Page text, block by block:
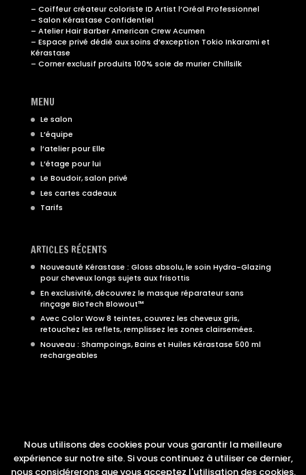
– Coiffeur créateur coloriste ID Artist l’Oréal Professionnel
– Salon Kérastase Confidentiel
– Atelier Hair Barber American Crew Acumen
– Espace privé dédié aux soins d’exception Tokio Inkarami et
Kérastase
– Corner exclusif produits 100% soie de murier Chillsilk
MENU
Le salon
L’équipe
l’atelier pour Elle
L’étage pour lui
Le Boudoir, salon privé
Les cartes cadeaux
Tarifs
ARTICLES RÉCENTS
Nouveauté Kérastase : Gloss absolu, le soin Hydra-Glazing
pour cheveux longs sujets aux frisottis
En exclusivité, découvrez le masque réparateur sans
rinçage BioTech Blowout™
Avec Color Wow 8 teintes, couvrez les cheveux gris,
retouchez les reflets, remplissez les zones clairsemées.
Nouveau : Shampoings, Bains et Huiles Kérastase 500 ml
rechargeables
Nous utilisons des cookies pour vous garantir la meilleure
expérience sur notre site. Si vous continuez à utiliser ce dernier,
nous considérerons que vous acceptez l'utilisation des cookies.